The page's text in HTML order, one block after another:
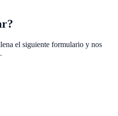
el siguiente formulario y nos